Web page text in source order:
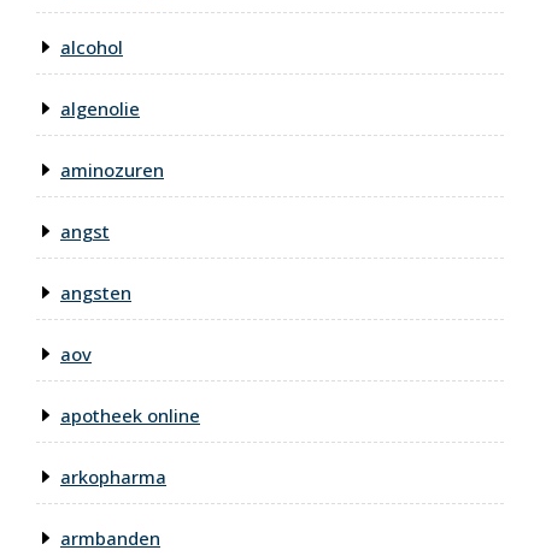
alcohol
algenolie
aminozuren
angst
angsten
aov
apotheek online
arkopharma
armbanden